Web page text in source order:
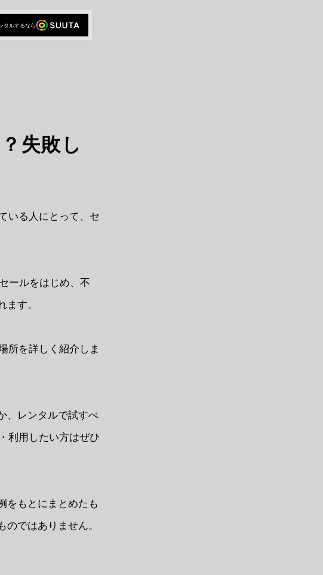
タルするなら
失敗し
いる人にとって、セ
ールをはじめ、不
す。
所を詳しく紹介しま
、レンタルで試すべ
利用したい方はぜひ
をもとにまとめたも
ではありません。